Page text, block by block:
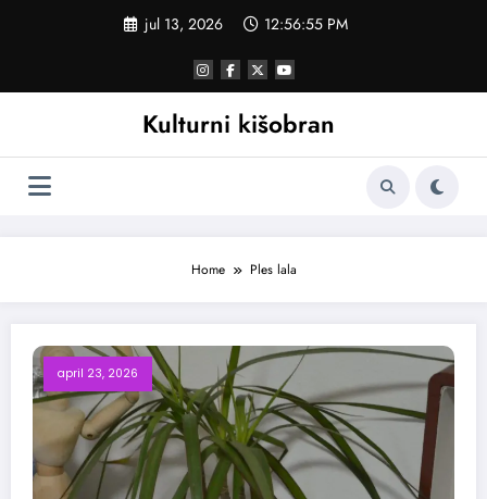
jul 13, 2026 12:56:56 PM
Kulturni kišobran
Home Ples lala
april 23, 2026